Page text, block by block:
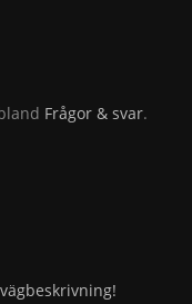
Frågor & svar.